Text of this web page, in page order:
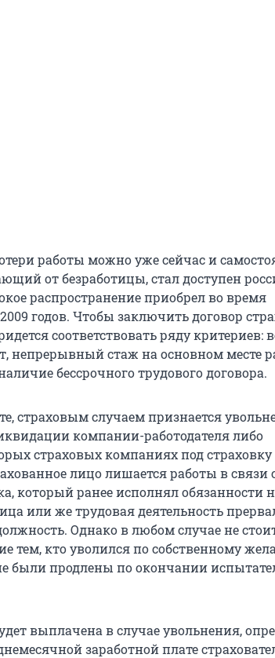
работы можно уже сейчас и
от безработицы, стал доступен
распространение приобрел во время
годов. Чтобы заключить договор
соответствовать ряду критериев:
непрерывный стаж на основном месте
бессрочного трудового договора.
страховым случаем признается
компании-работодателя либо
страховых компаниях под страховку
лицо лишается работы в связи
который ранее исполнял обязанности
или же трудовая деятельность
Однако в любом случае не
тем, кто уволился по собственному
были продлены по окончании
выплачена в случае увольнения,
заработной плате